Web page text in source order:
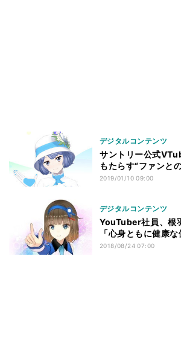
デジタルコンテンツ
サントリー公式
もたらす“ファンと
2019/01/10 09:00
デジタルコンテンツ
YouTuber社員、根
「心身ともに健康な
2018/08/24 07:00